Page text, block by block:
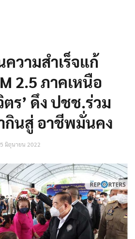
วามสำเร็จแก้
2.5 ภาคเหนือ
ร’ ดึง ปชช.ร่วม
กินสู่ อาชีพมั่นคง
มิถุนายน 2022